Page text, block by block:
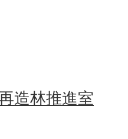
造林推進室